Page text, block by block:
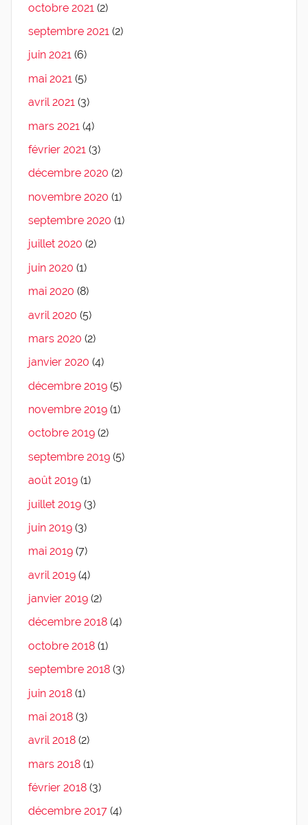
octobre 2021 (2)
septembre 2021 (2)
juin 2021 (6)
mai 2021 (5)
avril 2021 (3)
mars 2021 (4)
février 2021 (3)
décembre 2020 (2)
novembre 2020 (1)
septembre 2020 (1)
juillet 2020 (2)
juin 2020 (1)
mai 2020 (8)
avril 2020 (5)
mars 2020 (2)
janvier 2020 (4)
décembre 2019 (5)
novembre 2019 (1)
octobre 2019 (2)
septembre 2019 (5)
août 2019 (1)
juillet 2019 (3)
juin 2019 (3)
mai 2019 (7)
avril 2019 (4)
janvier 2019 (2)
décembre 2018 (4)
octobre 2018 (1)
septembre 2018 (3)
juin 2018 (1)
mai 2018 (3)
avril 2018 (2)
mars 2018 (1)
février 2018 (3)
décembre 2017 (4)